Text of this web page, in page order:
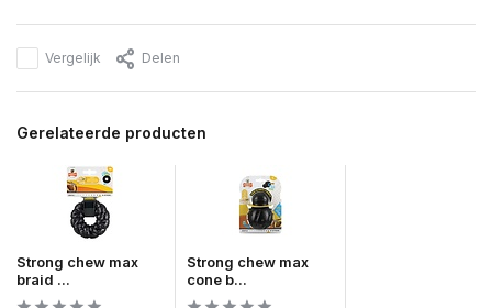
Vergelijk Delen
Gerelateerde producten
Strong chew max
braid ...
Strong chew max
cone b...